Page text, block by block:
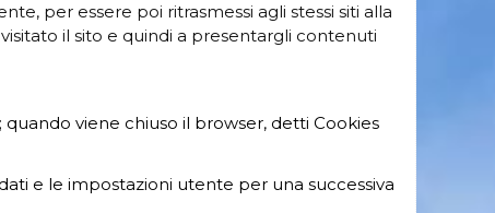
per essere poi ritrasmessi agli stessi siti alla
il sito e quindi a presentargli contenuti
viene chiuso il browser, detti Cookies
e le impostazioni utente per una successiva